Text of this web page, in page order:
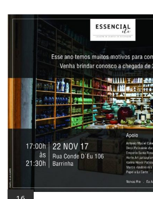
Lost Password
Cadastrar Conta